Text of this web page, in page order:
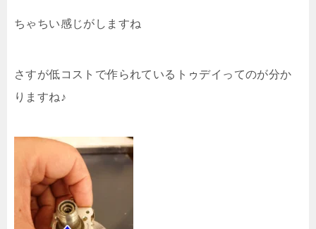
ちゃちい感じがしますね
さすが低コストで作られているトゥデイってのが分か
りますね♪